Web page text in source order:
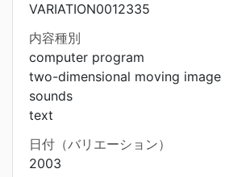
VARIATION0012335
内容種別
computer program
two-dimensional moving image
sounds
text
日付（バリエーション）
2003